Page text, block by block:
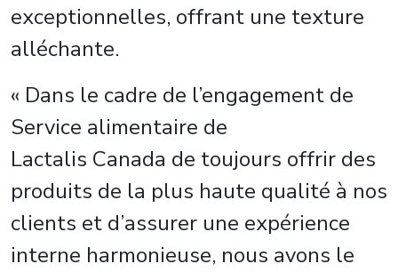
exceptionnelles, offrant une texture
alléchante.
« Dans le cadre de l’engagement de
Service alimentaire de
Lactalis Canada de toujours offrir des
produits de la plus haute qualité à nos
clients et d’assurer une expérience
interne harmonieuse, nous avons le